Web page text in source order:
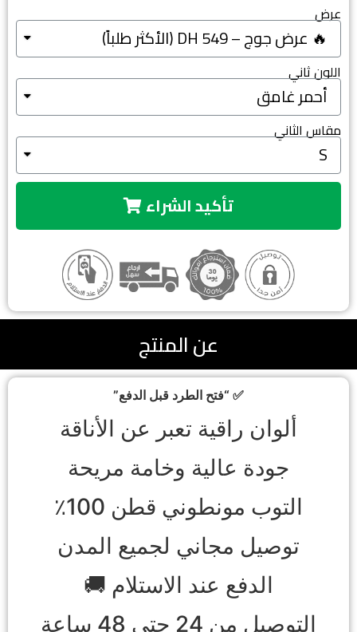
عرض
اللون ثاني
مقاس الثاني
تأكيد الشراء
عن المنتج
✅ “فتح الطرد قبل الدفع”
ألوان راقية تعبر عن الأناقة
جودة عالية وخامة مريحة
التوب مونطوني قطن 100٪
توصيل مجاني لجميع المدن
الدفع عند الاستلام 🚚
التوصيل من 24 حتى 48 ساعة